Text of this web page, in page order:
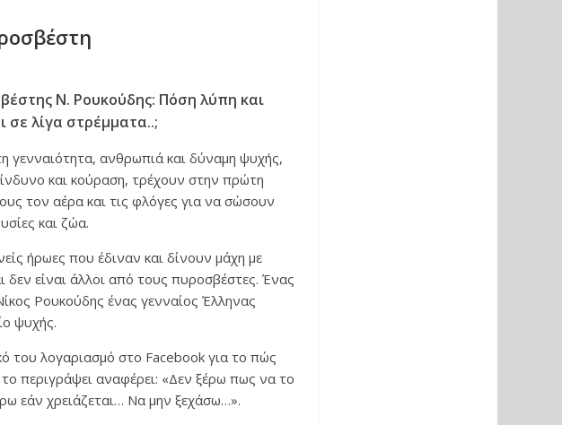
Ν. Ρουκούδης: Πόση λύπη και
λίγα στρέμματα..;
γενναιότητα, ανθρωπιά και δύναμη ψυχής,
και κούραση, τρέχουν στην πρώτη
τον αέρα και τις φλόγες για να σώσουν
και ζώα.
ήρωες που έδιναν και δίνουν μάχη με
δεν είναι άλλοι από τους πυροσβέστες. Ένας
Ρουκούδης ένας γενναίος Έλληνας
ψυχής.
του λογαριασμό στο Facebook για το πώς
περιγράψει αναφέρει: «Δεν ξέρω πως να το
εάν χρειάζεται… Να μην ξεχάσω…».